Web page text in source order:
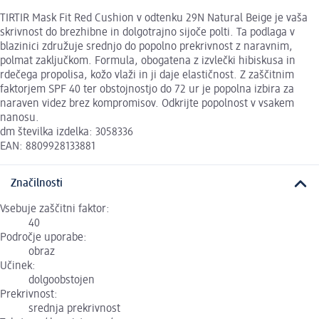
TIRTIR Mask Fit Red Cushion v odtenku 29N Natural Beige je vaša
skrivnost do brezhibne in dolgotrajno sijoče polti. Ta podlaga v
blazinici združuje srednjo do popolno prekrivnost z naravnim,
polmat zaključkom. Formula, obogatena z izvlečki hibiskusa in
rdečega propolisa, kožo vlaži in ji daje elastičnost. Z zaščitnim
faktorjem SPF 40 ter obstojnostjo do 72 ur je popolna izbira za
naraven videz brez kompromisov. Odkrijte popolnost v vsakem
nanosu.
dm številka izdelka: 3058336
EAN: 8809928133881
Značilnosti
Vsebuje zaščitni faktor:
40
Področje uporabe:
obraz
Učinek:
dolgoobstojen
Prekrivnost:
srednja prekrivnost